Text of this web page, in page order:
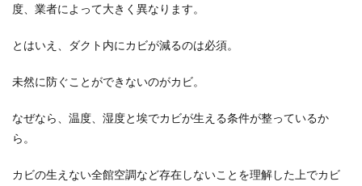
度、業者によって大きく異なります。
とはいえ、ダクト内にカビが減るのは必須。
未然に防ぐことができないのがカビ。
なぜなら、温度、湿度と埃でカビが生える条件が整っているか
ら。
カビの生えない全館空調など存在しないことを理解した上でカビ